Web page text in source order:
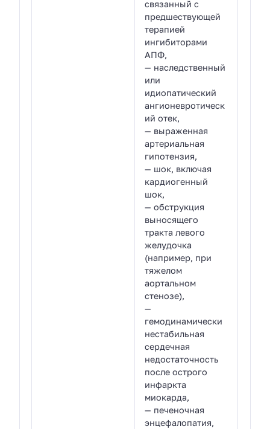
связанный с
предшествующей
терапией
ингибиторами
АПФ,
— наследственный
или
идиопатический
ангионевротическ
ий отек,
— выраженная
артериальная
гипотензия,
— шок, включая
кардиогенный
шок,
— обструкция
выносящего
тракта левого
желудочка
(например, при
тяжелом
аортальном
стенозе),
—
гемодинамически
нестабильная
сердечная
недостаточность
после острого
инфаркта
миокарда,
— печеночная
энцефалопатия,